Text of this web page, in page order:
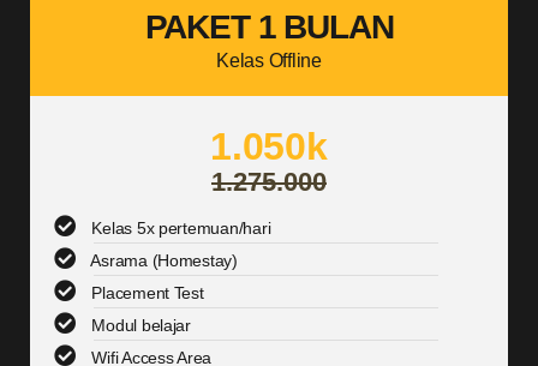
PAKET 1 BULAN
Kelas Offline
1.050k
1.275.000
Kelas 5x pertemuan/hari
Asrama (Homestay)
Placement Test
Modul belajar
Wifi Access Area